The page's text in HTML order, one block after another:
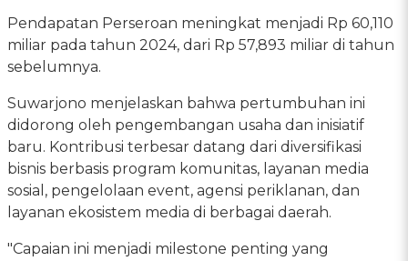
Pendapatan Perseroan meningkat menjadi Rp 60,110
miliar pada tahun 2024, dari Rp 57,893 miliar di tahun
sebelumnya.
Suwarjono menjelaskan bahwa pertumbuhan ini
didorong oleh pengembangan usaha dan inisiatif
baru. Kontribusi terbesar datang dari diversifikasi
bisnis berbasis program komunitas, layanan media
sosial, pengelolaan event, agensi periklanan, dan
layanan ekosistem media di berbagai daerah.
"Capaian ini menjadi milestone penting yang